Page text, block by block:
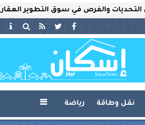
والفرص في سوق التطوير العقاري
نقل وطاقة رياضة 